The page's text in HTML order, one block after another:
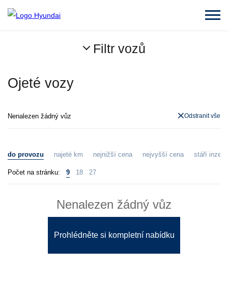
Filtr vozů
Ojeté vozy
Nenalezen žádný vůz Odstranit vše
do provozu najeté km nejnižší cena nejvyšší cena stáří
Počet na stránku: 9 18 27
Nenalezen žádný vůz
Prohlédněte si kompletní nabídku